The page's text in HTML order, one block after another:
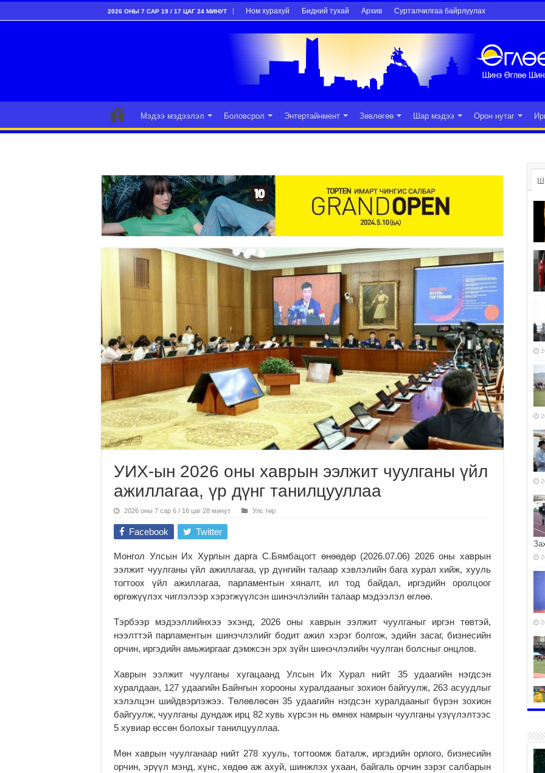
2026 ОНЫ 7 САР 19 / 17 ЦАГ 24 МИНУТ Ном хурахуй Бидний тухай Архив Сурталчилгаа байрлуулах
Мэдээ мэдээлэл Боловсрол Энтертайнмент Зөвлөгөө Шар мэдээ Орон нутаг
УИХ-ын 2026 оны хаврын ээлжит чуулганы үйл
ажиллагаа, үр дүнг танилцууллаа
2026 оны 7 сар 6 / 16 цаг 28 минут Улс төр
Facebook Twitter
Монгол Улсын Их Хурлын дарга С.Бямбацогт өнөөдөр (2026.07.06) 2026 оны хаврын
ээлжит чуулганы үйл ажиллагаа, үр дүнгийн талаар хэвлэлийн бага хурал хийж, хууль
тогтоох үйл ажиллагаа, парламентын хяналт, ил тод байдал, иргэдийн оролцоог
өргөжүүлэх чиглэлээр хэрэгжүүлсэн шинэчлэлийн талаар мэдээлэл өглөө.
Тэрбээр мэдээллийнхээ эхэнд, 2026 оны хаврын ээлжит чуулганыг иргэн төвтэй,
нээлттэй парламентын шинэчлэлийг бодит ажил хэрэг болгож, эдийн засаг, бизнесийн
орчин, иргэдийн амьжиргааг дэмжсэн эрх зүйн шинэчлэлийн чуулган болсныг онцлов.
Хаврын ээлжит чуулганы хугацаанд Улсын Их Хурал нийт 35 удаагийн нэгдсэн
хуралдаан, 127 удаагийн Байнгын хорооны хуралдааныг зохион байгуулж, 263 асуудлыг
хэлэлцэн шийдвэрлэжээ. Төлөвлөсөн 35 удаагийн нэгдсэн хуралдааныг бүрэн зохион
байгуулж, чуулганы дундаж ирц 82 хувь хүрсэн нь өмнөх намрын чуулганы үзүүлэлтээс
5 хувиар өссөн болохыг танилцууллаа.
Мөн хаврын чуулганаар нийт 278 хууль, тогтоомж баталж, иргэдийн орлого, бизнесийн
орчин, эрүүл мэнд, хүнс, хөдөө аж ахуй, шинжлэх ухаан, байгаль орчин зэрэг салбарын